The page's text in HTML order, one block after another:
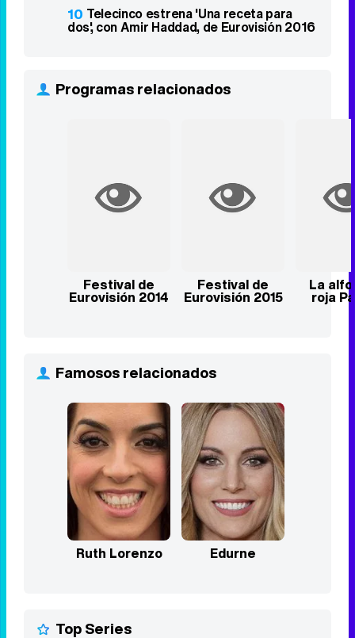
10 Telecinco estrena 'Una receta para
dos', con Amir Haddad, de Eurovisión 2016
Programas relacionados
Festival de
Eurovisión 2014
Festival de
Eurovisión 2015
La
roja
Famosos relacionados
Ruth Lorenzo Edurne
Top Series